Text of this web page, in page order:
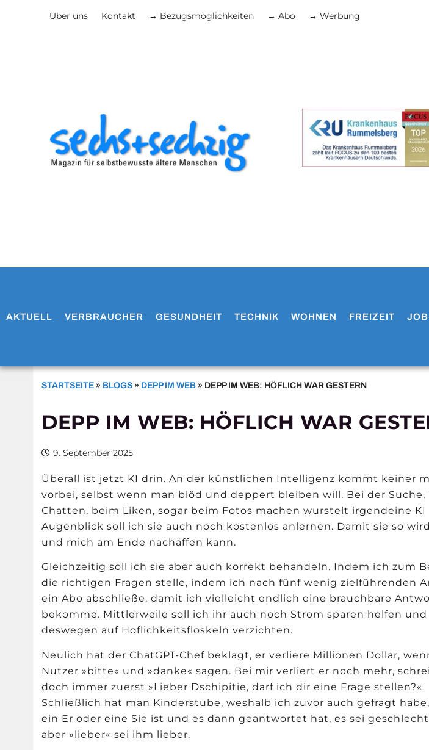
Über uns Kontakt → Bezugsmöglichkeiten → Abo → Werbung
AKTUELL VERBRAUCHER GESUNDHEIT TECHNIK WOHNEN FREIZEIT
STARTSEITE » BLOGS » DEPP IM WEB » DEPP IM WEB: HÖFLICH WAR GESTERN
DEPP IM WEB: HÖFLICH WAR
9. September 2025
Überall ist jetzt KI drin. An der künstlichen Intelligenz kommt keiner
vorbei, selbst wenn man blöd und deppert bleiben will. Bei der Suche,
Chatten, beim Liken, sogar beim Fotos machen wurstelt irgendeine KI
Augenblick soll ich sie auch noch kostenlos anlernen. Damit sie so
und mich am Ende nachäffen kann.
Gleichzeitig soll ich sie aber auch korrekt behandeln. Indem ich zum
die richtigen Fragen stelle, indem ich nach fünf wenig zielführenden
ein Abo abschließe, damit ich vielleicht endlich eine brauchbare
bekomme. Mittlerweile soll ich ihr auch noch Strom sparen helfen und
deswegen auf Höflichkeitsfloskeln verzichten.
Neulich hat der ChatGPT-Chef beklagt, er verliere Millionen Dollar,
Nutzer »bitte« und »danke«sagen. Bei mir verliert er noch mehr,
doch immer zuerst »Lieber Dschipitie, darf ich dir eine Frage stellen?«
Schließlich hat man Kinderstube, weshalb ich zuvor auch gefragt habe,
ein Er oder eine Sie ist und es dann geantwortet hat, es sei
aber »lieber«sei ihm lieber.